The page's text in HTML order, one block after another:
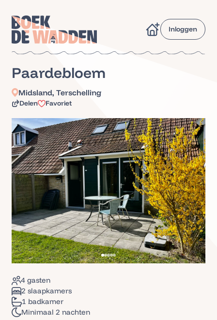
Inloggen
Paardebloem
Midsland, Terschelling
Delen Favoriet
4 gasten
2 slaapkamers
1 badkamer
Minimaal 2 nachten